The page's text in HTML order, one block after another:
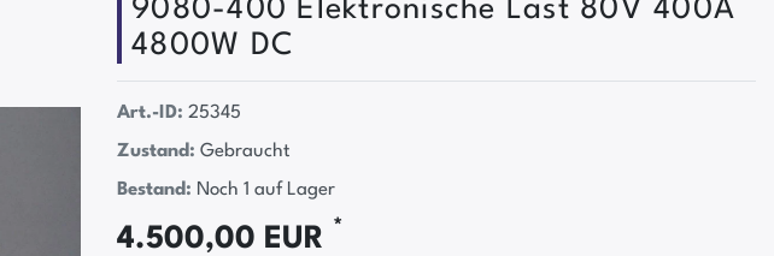
9080-400 Elektronische Last 80V 400A
4800W DC
Art.-ID: 25345
Zustand: Gebraucht
Bestand: Noch 1 auf Lager
4.500,00 EUR *